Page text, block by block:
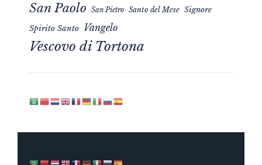
San Paolo San Pietro Santo del Mese Signore
Spirito Santo Vangelo
Vescovo di Tortona